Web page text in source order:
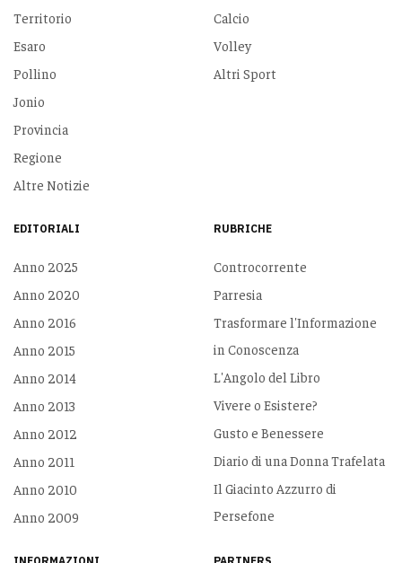
Territorio
Esaro
Pollino
Jonio
Provincia
Regione
Altre Notizie
Calcio
Volley
Altri Sport
EDITORIALI
Anno 2025
Anno 2020
Anno 2016
Anno 2015
Anno 2014
Anno 2013
Anno 2012
Anno 2011
Anno 2010
Anno 2009
RUBRICHE
Controcorrente
Parresia
Trasformare l'Informazione
in Conoscenza
L'Angolo del Libro
Vivere o Esistere?
Gusto e Benessere
Diario di una Donna Trafelata
Il Giacinto Azzurro di
Persefone
INFORMAZIONI PARTNERS